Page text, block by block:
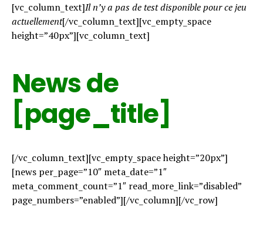
[vc_column_text]Il n’y a pas de test disponible pour ce jeu
actuellement[/vc_column_text][vc_empty_space
height=”40px”][vc_column_text]
News de
[page_title]
[/vc_column_text][vc_empty_space height=”20px”]
[news per_page=”10″ meta_date=”1″
meta_comment_count=”1″ read_more_link=”disabled”
page_numbers=”enabled”][/vc_column][/vc_row]